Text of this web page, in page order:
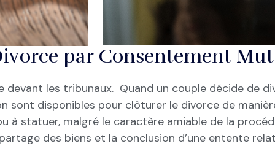
par Consentement
devant les tribunaux. Quand un couple décide de
sont disponibles pour clôturer le divorce de
à statuer, malgré le caractère amiable de la
des biens et la conclusion d’une entente